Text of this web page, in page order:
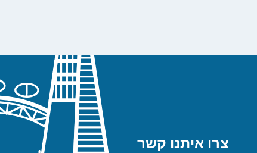
צרו איתנו קשר